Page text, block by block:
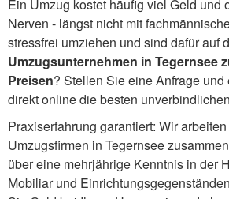
Ein Umzug kostet häufig viel Geld und
Nerven - längst nicht mit
stressfrei umziehen und sind dafür auf
Umzugsunternehmen in Tegernsee
Preisen? Stellen Sie eine Anfrage
direkt online die besten
Praxiserfahrung garantiert: Wir
Umzugsfirmen in Tegernsee
über eine mehrjährige Kenntnis in der
Mobiliar und